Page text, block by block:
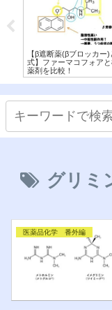
【β遮断薬(βブロッカー
式】ファーマコフォア
薬剤を比較！
グリミ
医薬品化学 番外編